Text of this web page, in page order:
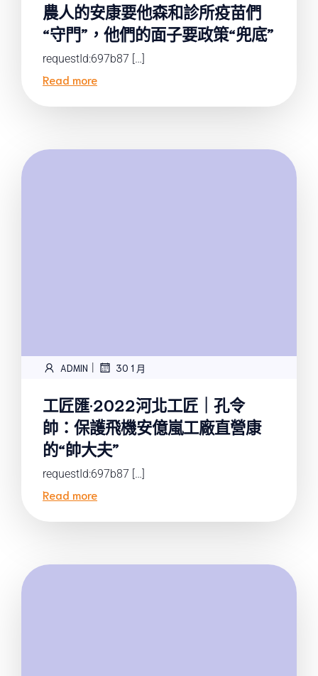
農人的安康要他森和診所疫苗們
“守門”，他們的面子要政策“兜底”
requestId:697b87 […]
Read more
ADMIN | 30 1 月
工匠匯·2022河北工匠｜孔令
帥：保護飛機安億嵐工廠直營康
的“帥大夫”
requestId:697b87 […]
Read more